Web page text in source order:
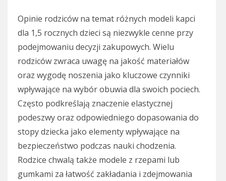
Opinie rodziców na temat różnych modeli kapci
dla 1,5 rocznych dzieci są niezwykle cenne przy
podejmowaniu decyzji zakupowych. Wielu
rodziców zwraca uwagę na jakość materiałów
oraz wygodę noszenia jako kluczowe czynniki
wpływające na wybór obuwia dla swoich pociech.
Często podkreślają znaczenie elastycznej
podeszwy oraz odpowiedniego dopasowania do
stopy dziecka jako elementy wpływające na
bezpieczeństwo podczas nauki chodzenia.
Rodzice chwalą także modele z rzepami lub
gumkami za łatwość zakładania i zdejmowania